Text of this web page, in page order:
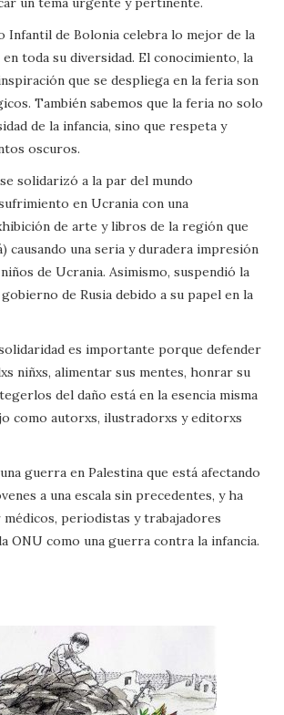
Infantil de Bolonia celebra lo mejor de la
toda su diversidad. El conocimiento, la
que se despliega en la feria son
También sabemos que la feria no solo
de la infancia, sino que respeta y
oscuros.
se solidarizó a la par del mundo
en Ucrania con una
de arte y libros de la región que
causando una seria y duradera impresión
de Ucrania. Asimismo, suspendió la
de Rusia debido a su papel en la
es importante porque defender
niñxs, alimentar sus mentes, honrar su
del daño está en la esencia misma
como autorxs, ilustradorxs y editorxs
guerra en Palestina que está afectando
a una escala sin precedentes, y ha
periodistas y trabajadores
ONU como una guerra contra la infancia.